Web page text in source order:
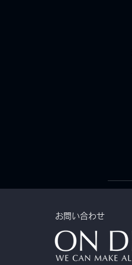
お問い合わせ